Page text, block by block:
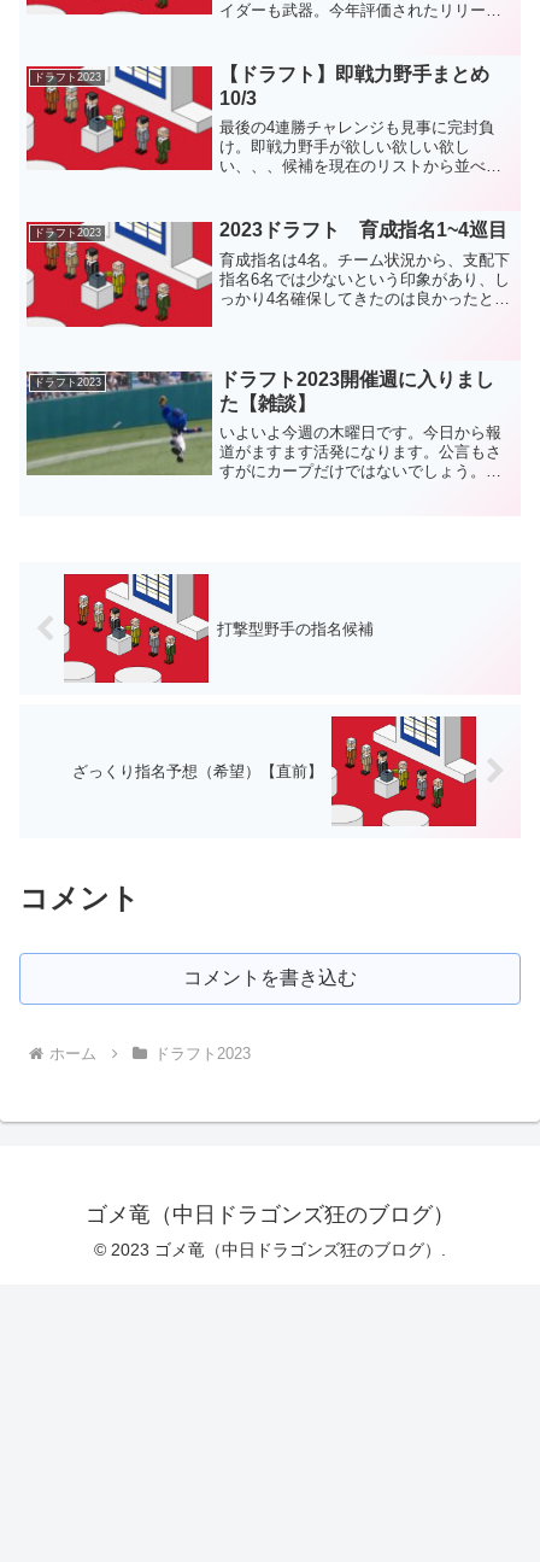
イダーも武器。今年評価されたリリーフ
リーグと社会人から投手を指名。若狭ア
ナウンサーに...
ドラフト2023
【ドラフト】即戦力野手まとめ
10/3
最後の4連勝チャレンジも見事に完封負
け。即戦力野手が欲しい欲しい欲し
い、、、候補を現在のリストから並べま
ある目立つ守備。打撃はクラウチングホ
ームだがしっかり振れてパン...
ドラフト2023 2023ドラフト 育成指名1~4巡目
育成指名は4名。チーム状況から、支配下
指名6名では少ないという印象があり、し
っかり4名確保してきたのは良かったと思
ッチングと強肩...
ドラフト2023
ドラフト2023開催週に入りまし
た【雑談】
いよいよ今週の木曜日です。今日から報
道がますます活発になります。公言もさ
すがにカープだけではないでしょう。ド
打撃型野手の指名候補
ざっくり指名予想（希望）【直前】
コメント
コメントを書き込む
ホーム ドラフト2023
ゴメ竜（中日ドラゴンズ狂のブログ）
© 2023 ゴメ竜（中日ドラゴンズ狂のブログ）.